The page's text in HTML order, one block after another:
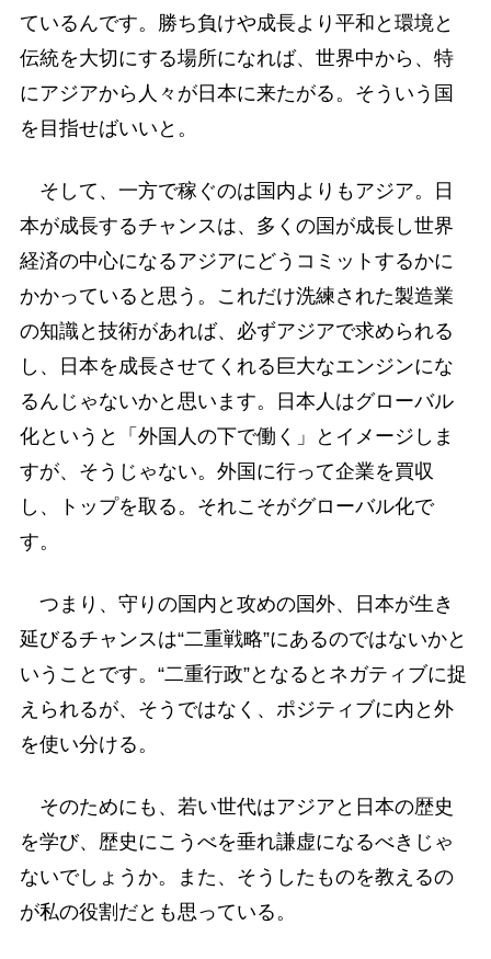
ているんです。勝ち負けや成長より平和と環境と
伝統を大切にする場所になれば、世界中から、特
にアジアから人々が日本に来たがる。そういう国
を目指せばいいと。
そして、一方で稼ぐのは国内よりもアジア。日
本が成長するチャンスは、多くの国が成長し世界
経済の中心になるアジアにどうコミットするかに
かかっていると思う。これだけ洗練された製造業
の知識と技術があれば、必ずアジアで求められる
し、日本を成長させてくれる巨大なエンジンにな
るんじゃないかと思います。日本人はグローバル
化というと「外国人の下で働く」とイメージしま
すが、そうじゃない。外国に行って企業を買収
し、トップを取る。それこそがグローバル化で
す。
つまり、守りの国内と攻めの国外、日本が生き
延びるチャンスは“二重戦略”にあるのではないかと
いうことです。“二重行政”となるとネガティブに捉
えられるが、そうではなく、ポジティブに内と外
を使い分ける。
そのためにも、若い世代はアジアと日本の歴史
を学び、歴史にこうべを垂れ謙虚になるべきじゃ
ないでしょうか。また、そうしたものを教えるの
が私の役割だとも思っている。